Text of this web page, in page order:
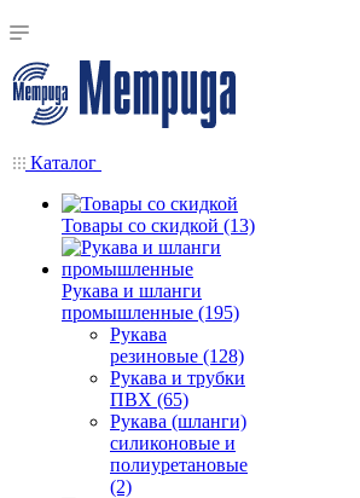
Каталог
Товары со скидкой (13)
Рукава и шланги
промышленные (195)
Рукава
резиновые (128)
Рукава и трубки
ПВХ (65)
Рукава (шланги)
силиконовые и
полиуретановые
(2)